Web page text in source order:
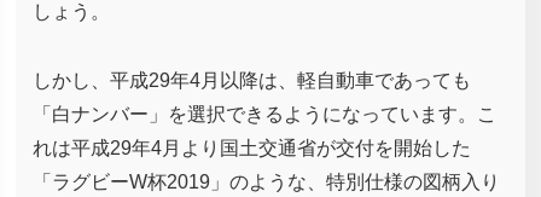
しょう。
しかし、平成29年4月以降は、軽自動車であっても
「白ナンバー」を選択できるようになっています。こ
れは平成29年4月より国土交通省が交付を開始した
「ラグビーW杯2019」のような、特別仕様の図柄入り